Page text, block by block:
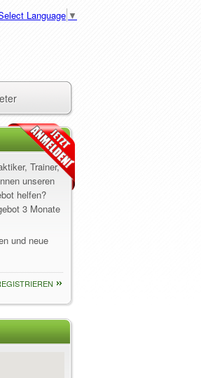
Language ▼
Trainer,
unseren
helfen?
3 Monate
und neue